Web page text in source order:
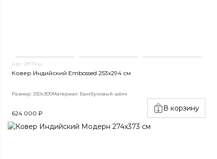
Арт. 2817нш
Ковер Индийский Embossed 253x294 см
Размер: 250x300Материал: Бамбуковый шёлк
624 000 ₽
В корзину